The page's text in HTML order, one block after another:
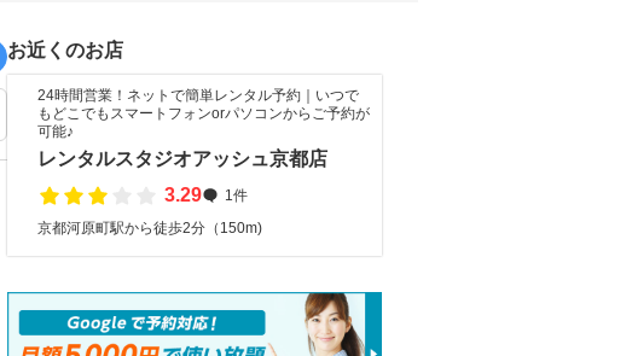
お近くのお店
24時間営業！ネットで簡単レンタル予約｜いつで
もどこでもスマートフォンorパソコンからご予約が
可能♪
レンタルスタジオアッシュ京都店
3.29
1件
京都河原町駅から徒歩2分（150m)